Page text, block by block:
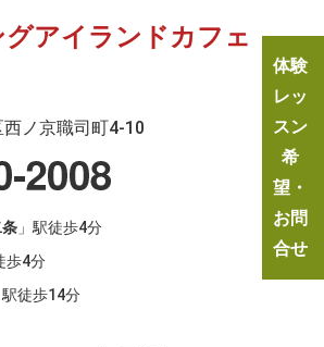
アイランドカフェ
ノ京職司町4-10
」駅徒歩4分
歩4分
駅徒歩14分
体験
レッ
スン
希
望・
お問
合せ